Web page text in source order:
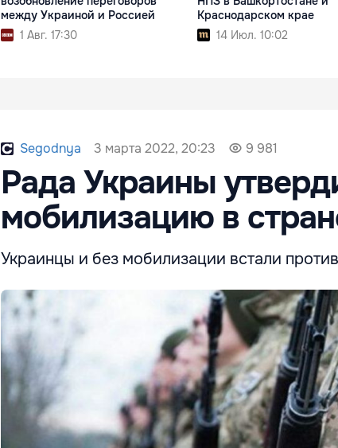
между Украиной и Россией
1 Авг. 17:30
Краснодарском крае
14 Июл. 10:02
Segodnya 3 марта 2022, 20:23 9 981
Рада Украины
мобилизацию в
Украинцы и без мобилизации встали